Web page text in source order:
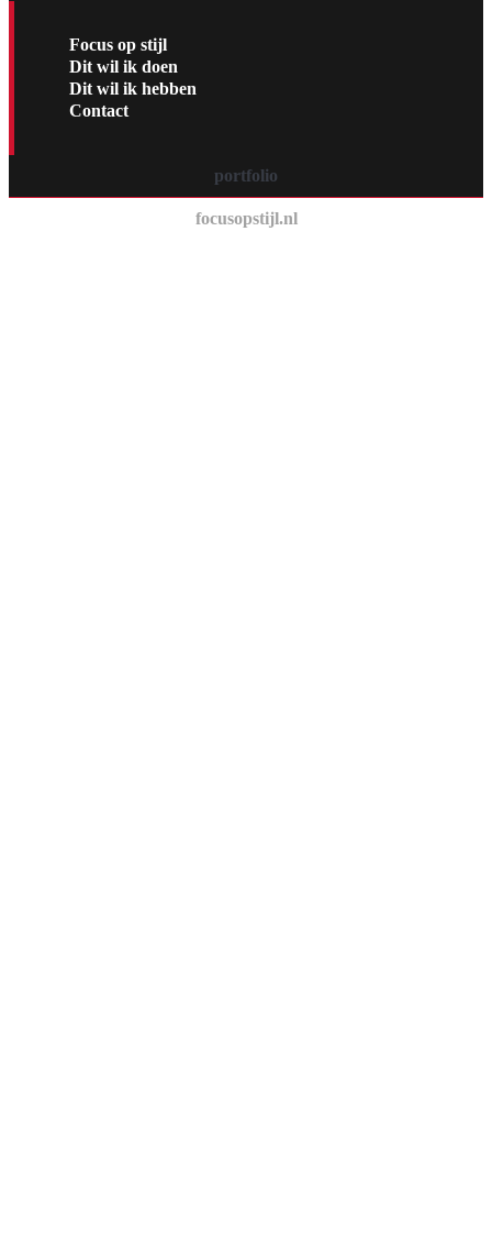
Focus op stijl
Dit wil ik doen
Dit wil ik hebben
Contact
portfolio
focusopstijl.nl